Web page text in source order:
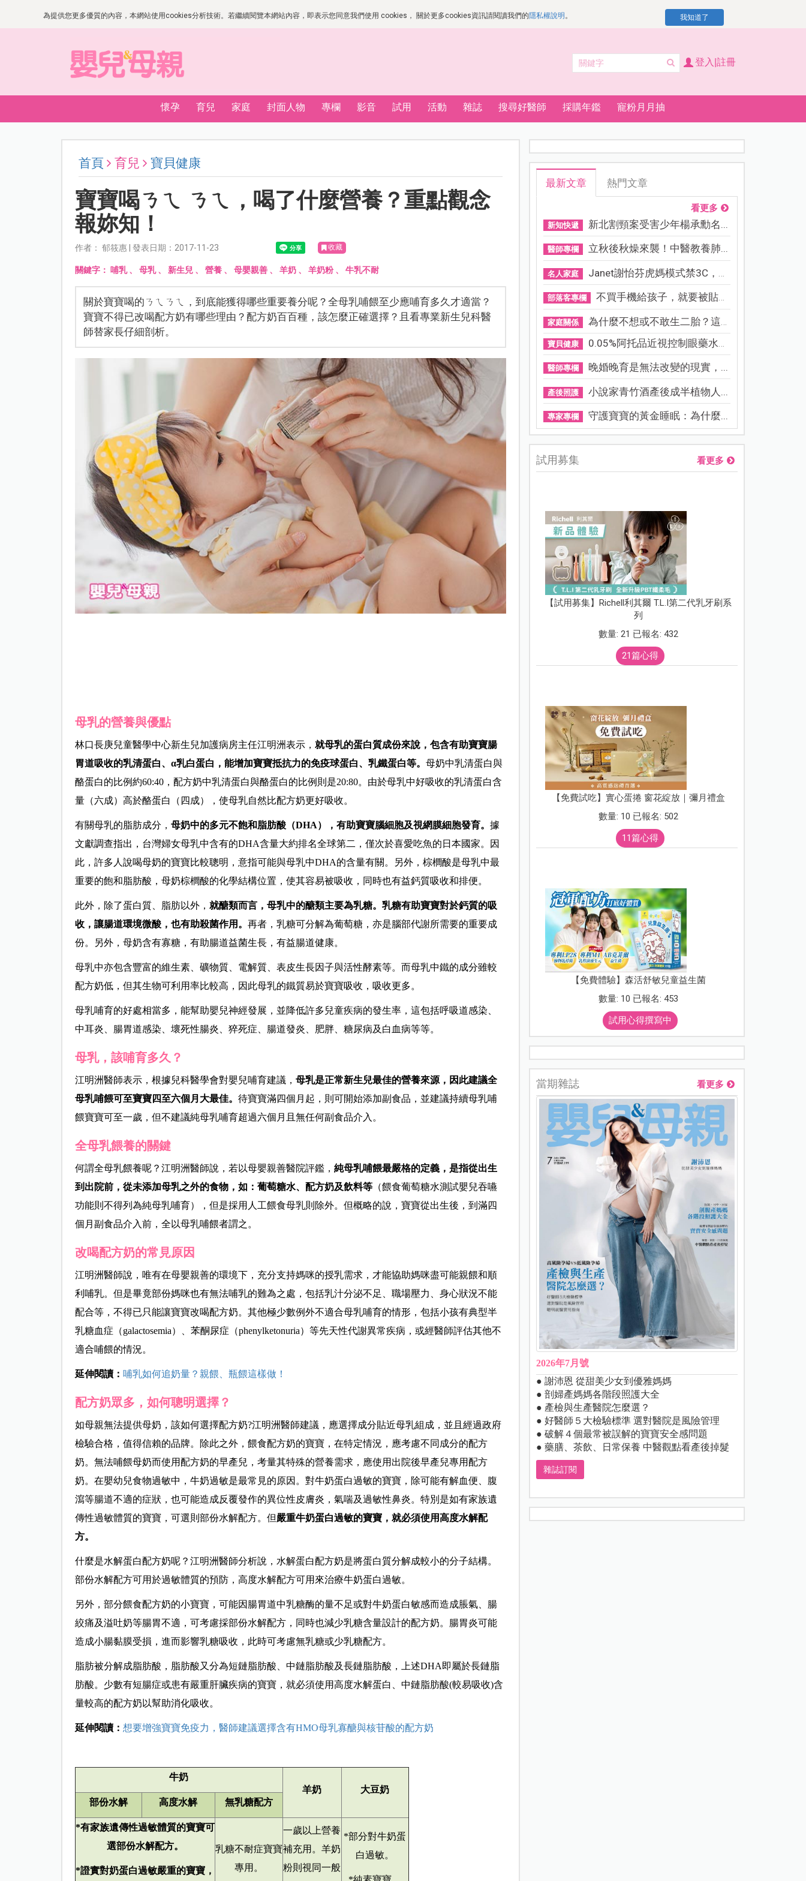
為提供您更多優質的內容，本網站使用cookies分析技術。若繼續閱覽本網站內容，即表示您同意我們使用 cookies， 關於更多cookies資訊請閱讀我們的隱私權說明 。 我知道了
登入|註冊
懷孕 育兒 家庭 封面人物 專欄 影音 試用 活動 雜誌 搜尋好醫師 採購年鑑 寵粉月月抽
首頁 育兒 寶貝健康
寶寶喝ㄋㄟ ㄋㄟ，喝了什麼營養？重點觀念
報妳知！
作者： 郁筱惠 | 發表日期：2017-11-23 收藏
關鍵字： 哺乳、 母乳、 新生兒、 營養、 母嬰親善、 羊奶、 羊奶粉、 牛乳不耐
關於寶寶喝的ㄋㄟㄋㄟ，到底能獲得哪些重要養分呢？全母乳哺餵至少應哺育多久才適當？
寶寶不得已改喝配方奶有哪些理由？配方奶百百種，該怎麼正確選擇？且看專業新生兒科醫
師替家長仔細剖析。
母乳的營養與優點
林口長庚兒童醫學中心新生兒加護病房主任江明洲表示， 就母乳的蛋白質成份來說，包含有助寶寶腸
胃道吸收的乳清蛋白、α乳白蛋白，能增加寶寶抵抗力的免疫球蛋白、乳鐵蛋白等。 母奶中乳清蛋白與
酪蛋白的比例約60:40，配方奶中乳清蛋白與酪蛋白的比例則是20:80。由於母乳中好吸收的乳清蛋白含
量（六成）高於酪蛋白（四成），使母乳自然比配方奶更好吸收。
有關母乳的脂肪成分， 母奶中的多元不飽和脂肪酸（DHA），有助寶寶腦細胞及視網膜細胞發育。 據
文獻調查指出，台灣婦女母乳中含有的DHA含量大約排名全球第二，僅次於喜愛吃魚的日本國家。因
此，許多人說喝母奶的寶寶比較聰明，意指可能與母乳中DHA的含量有關。另外，棕櫚酸是母乳中最
重要的飽和脂肪酸，母奶棕櫚酸的化學結構位置，使其容易被吸收，同時也有益鈣質吸收和排便。
此外，除了蛋白質、脂肪以外， 就醣類而言，母乳中的醣類主要為乳糖。乳糖有助寶寶對於鈣質的吸
收，讓腸道環境微酸，也有助殺菌作用。 再者，乳糖可分解為葡萄糖，亦是腦部代謝所需要的重要成
份。另外，母奶含有寡糖，有助腸道益菌生長，有益腸道健康。
母乳中亦包含豐富的維生素、礦物質、電解質、表皮生長因子與活性酵素等。而母乳中鐵的成分雖較
配方奶低，但其生物可利用率比較高，因此母乳的鐵質易於寶寶吸收，吸收更多。
母乳哺育的好處相當多，能幫助嬰兒神經發展，並降低許多兒童疾病的發生率，這包括呼吸道感染、
中耳炎、腸胃道感染、壞死性腸炎、猝死症、腸道發炎、肥胖、糖尿病及白血病等等。
母乳，該哺育多久？
江明洲醫師表示，根據兒科醫學會對嬰兒哺育建議， 母乳是正常新生兒最佳的營養來源，因此建議全
母乳哺餵可至寶寶四至六個月大最佳。 待寶寶滿四個月起，則可開始添加副食品，並建議持續母乳哺
餵寶寶可至一歲，但不建議純母乳哺育超過六個月且無任何副食品介入。
全母乳餵養的關鍵
何謂全母乳餵養呢？江明洲醫師說，若以母嬰親善醫院評鑑， 純母乳哺餵最嚴格的定義，是指從出生
到出院前，從未添加母乳之外的食物，如：葡萄糖水、配方奶及飲料等（餵食葡萄糖水測試嬰兒吞嚥
功能則不得列為純母乳哺育），但是採用人工餵食母乳則除外。但概略的說，寶寶從出生後，到滿四
個月副食品介入前，全以母乳哺餵者謂之。
改喝配方奶的常見原因
江明洲醫師說，唯有在母嬰親善的環境下，充分支持媽咪的授乳需求，才能協助媽咪盡可能親餵和順
利哺乳。但是畢竟部份媽咪也有無法哺乳的難為之處，包括乳汁分泌不足、職場壓力、身心狀況不能
配合等，不得已只能讓寶寶改喝配方奶。其他極少數例外不適合母乳哺育的情形，包括小孩有典型半
乳糖血症（galactosemia）、苯酮尿症（phenylketonuria）等先天性代謝異常疾病，或經醫師評估其他不
適合哺餵的情況。
延伸閱讀： 哺乳如何追奶量？親餵、瓶餵這樣做！
配方奶眾多，如何聰明選擇？
如母親無法提供母奶，該如何選擇配方奶?江明洲醫師建議，應選擇成分貼近母乳組成，並且經過政府
檢驗合格，值得信賴的品牌。除此之外，餵食配方奶的寶寶，在特定情況，應考慮不同成分的配方
奶。無法哺餵母奶而使用配方奶的早產兒，考量其特殊的營養需求，應使用出院後早產兒專用配方
奶。在嬰幼兒食物過敏中，牛奶過敏是最常見的原因。對牛奶蛋白過敏的寶寶，除可能有解血便、腹
瀉等腸道不適的症狀，也可能造成反覆發作的異位性皮膚炎，氣喘及過敏性鼻炎。特別是如有家族遺
傳性過敏體質的寶寶，可選則部份水解配方。但嚴重牛奶蛋白過敏的寶寶，就必須使用高度水解配
方。
什麼是水解蛋白配方奶呢？江明洲醫師分析說，水解蛋白配方奶是將蛋白質分解成較小的分子結構。
部份水解配方可用於過敏體質的預防，高度水解配方可用來治療牛奶蛋白過敏。
另外，部分餵食配方奶的小寶寶，可能因腸胃道中乳糖酶的量不足或對牛奶蛋白敏感而造成脹氣、腸
絞痛及溢吐奶等腸胃不適，可考慮採部份水解配方，同時也減少乳糖含量設計的配方奶。腸胃炎可能
造成小腸黏膜受損，進而影響乳糖吸收，此時可考慮無乳糖或少乳糖配方。
脂肪被分解成脂肪酸，脂肪酸又分為短鏈脂肪酸、中鏈脂肪酸及長鏈脂肪酸，上述DHA即屬於長鏈脂
肪酸。少數有短腸症或患有嚴重肝臟疾病的寶寶，就必須使用高度水解蛋白、中鏈脂肪酸(較易吸收)含
量較高的配方奶以幫助消化吸收。
延伸閱讀： 想要增強寶寶免疫力，醫師建議選擇含有HMO母乳寡醣與核苷酸的配方奶
牛奶
羊奶
大豆奶
部份水解
高度水解 無乳糖配方
*有家族遺傳性過敏體質的寶寶可
選部份水解配方。
*證實對奶蛋白過敏嚴重的寶寶，
乳糖不耐症寶寶
專用。
一歲以上營養
補充用。羊奶
粉則視同一般
*部分對牛奶蛋
白過敏。
最新文章 熱門文章
看更多
新知快遞 新北割頸案受害少年楊承勳名...
醫師專欄 立秋後秋燥來襲！中醫教養肺...
名人家庭 Janet謝怡芬虎媽模式禁3C，看...
部落客專欄 不買手機給孩子，就要被貼「...
家庭關係 為什麼不想或不敢生二胎？這8...
寶貝健康 0.05%阿托品近視控制眼藥水納...
醫師專欄 晚婚晚育是無法改變的現實，...
產後照護 小說家青竹酒產後成半植物人...
專家專欄 守護寶寶的黃金睡眠：為什麼...
試用募集 看更多
【試用募集】Richell利其爾 T.L.I第二代乳牙刷系
列
數量: 21 已報名: 432
21篇心得
【免費試吃】實心蛋捲 窗花綻放｜彌月禮盒
數量: 10 已報名: 502
11篇心得
【免費體驗】森活舒敏兒童益生菌
數量: 10 已報名: 453
試用心得撰寫中
當期雜誌 看更多
2026年7月號
● 謝沛恩 從甜美少女到優雅媽媽
● 剖婦產媽媽各階段照護大全
● 產檢與生產醫院怎麼選？
● 好醫師５大檢驗標準 選對醫院是風險管理
● 破解４個最常被誤解的寶寶安全感問題
● 藥膳、茶飲、日常保養 中醫觀點看產後掉髮
雜誌訂閱